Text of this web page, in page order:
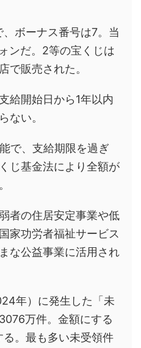
ボーナス番号は7。当
ンだ。2等の宝くじは
で販売された。
給開始日から1年以内
ない。
で、支給期限を過ぎ
じ基金法により全額が
者の住居安定事業や低
家功労者福祉サービス
な公益事業に活用され
年）に発生した「未
万件。金額にする
。最も多い未受領件